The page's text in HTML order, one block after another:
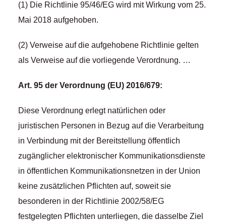
(1) Die Richtlinie 95/46/EG wird mit Wirkung vom 25.
Mai 2018 aufgehoben.
(2) Verweise auf die aufgehobene Richtlinie gelten
als Verweise auf die vorliegende Verordnung. …
Art. 95 der Verordnung (EU) 2016/679:
Diese Verordnung erlegt natürlichen oder
juristischen Personen in Bezug auf die Verarbeitung
in Verbindung mit der Bereitstellung öffentlich
zugänglicher elektronischer Kommunikationsdienste
in öffentlichen Kommunikationsnetzen in der Union
keine zusätzlichen Pflichten auf, soweit sie
besonderen in der Richtlinie 2002/58/EG
festgelegten Pflichten unterliegen, die dasselbe Ziel